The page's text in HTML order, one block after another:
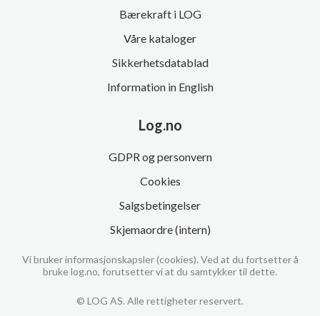
Bærekraft i LOG
Våre kataloger
Sikkerhetsdatablad
Information in English
Log.no
GDPR og personvern
Cookies
Salgsbetingelser
Skjemaordre (intern)
© LOG AS. Alle rettigheter reservert.
Vi bruker informasjonskapsler (cookies). Ved at du fortsetter å
bruke log.no, forutsetter vi at du samtykker til dette.